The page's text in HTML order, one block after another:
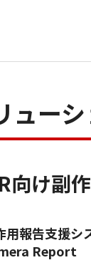
ュー
向け副
用報告支援シ
Report